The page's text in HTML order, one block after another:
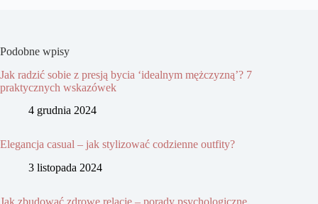
Podobne wpisy
Jak radzić sobie z presją bycia ‘idealnym mężczyzną’? 7
praktycznych wskazówek
4 grudnia 2024
Elegancja casual – jak stylizować codzienne outfity?
3 listopada 2024